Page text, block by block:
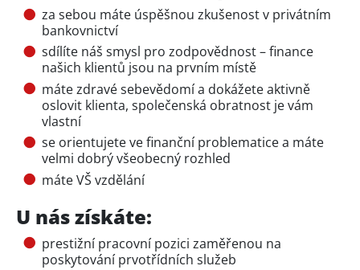
za sebou máte úspěšnou zkušenost v privátním
bankovnictví
sdílíte náš smysl pro zodpovědnost – finance
našich klientů jsou na prvním místě
máte zdravé sebevědomí a dokážete aktivně
oslovit klienta, společenská obratnost je vám
vlastní
se orientujete ve finanční problematice a máte
velmi dobrý všeobecný rozhled
máte VŠ vzdělání
U nás získáte:
prestižní pracovní pozici zaměřenou na
poskytování prvotřídních služeb